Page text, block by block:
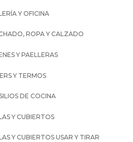
Y OFICINA
ROPA Y CALZADO
Y PAELLERAS
Y TERMOS
DE COCINA
Y CUBIERTOS
Y CUBIERTOS USAR Y TIRAR